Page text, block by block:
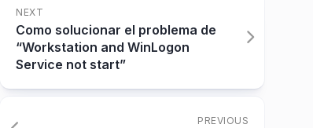
NEXT
Como solucionar el problema de
“Workstation and WinLogon
Service not start”
PREVIOUS